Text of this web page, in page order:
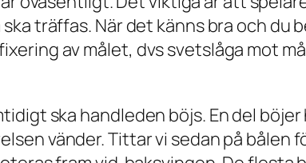
träffas. När det känns bra och du
av målet, dvs svetslåga mot
ska handleden böjs. En del
vänder. Tittar vi sedan på bålen